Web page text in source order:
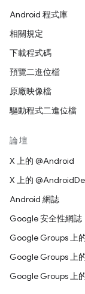
Android 程式庫
相關規定
下載程式碼
預覽二進位檔
原廠映像檔
驅動程式二進位檔
論壇
X 上的 @Android
X 上的
Android 網誌
Google 安全性網誌
Google Groups 上
Google Groups 上
Google Groups 上